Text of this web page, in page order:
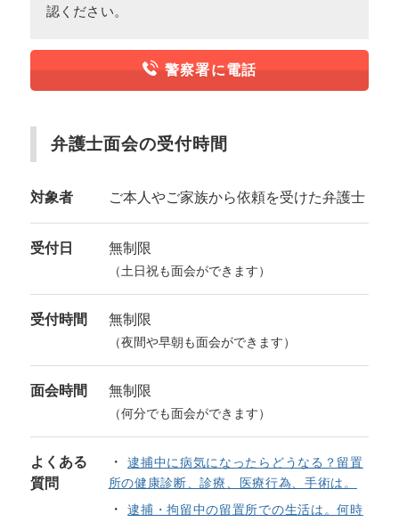
認ください。
警察署に電話
弁護士面会の受付時間
対象者 ご本人やご家族から依頼を受けた弁護士
受付日 無制限
（土日祝も面会ができます）
受付時間 無制限
（夜間や早朝も面会ができます）
面会時間 無制限
（何分でも面会ができます）
よくある
質問
逮捕中に病気になったらどうなる？留置
所の健康診断、診療、医療行為、手術は。
逮捕・拘留中の留置所での生活は。何時